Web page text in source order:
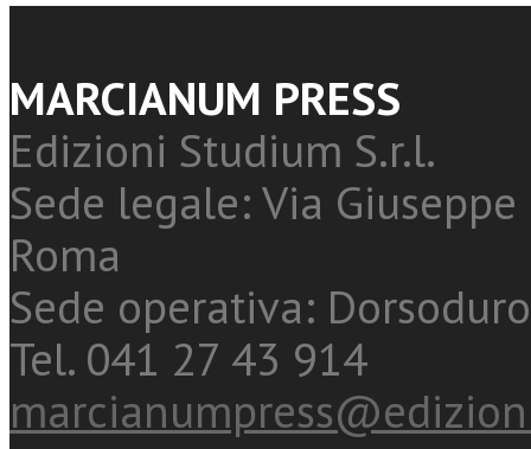
MARCIANUM PRESS
Edizioni Studium S.r.l.
Sede legale: Via
Roma
Sede operativa:
Tel. 041 27 43 914